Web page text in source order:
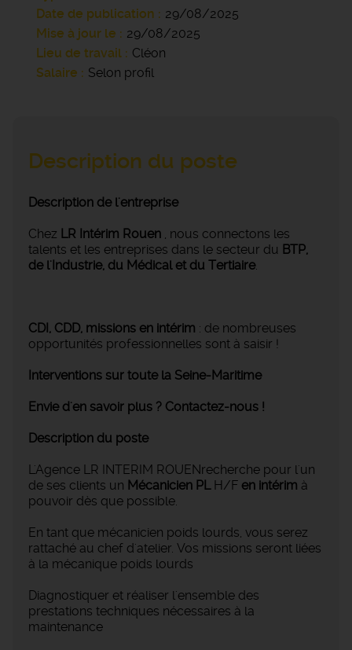
Date de publication
29/08/2025
Mise à jour le
29/08/2025
Lieu de travail
Cléon
Salaire
Selon profil
Description du poste
Description de l'entreprise
Chez LR Intérim Rouen , nous connectons les
talents et les entreprises dans le secteur du BTP,
de l'Industrie, du Médical et du Tertiaire.
CDI, CDD, missions en intérim : de nombreuses
opportunités professionnelles sont à saisir !
Interventions sur toute la Seine-Maritime
Envie d'en savoir plus ? Contactez-nous !
Description du poste
L'Agence LR INTERIM ROUENrecherche pour l'un
de ses clients un Mécanicien PLH/F en intérim à
pouvoir dès que possible.
En tant que mécanicien poids lourds, vous serez
rattaché au chef d'atelier. Vos missions seront liées
à la mécanique poids lourds
Diagnostiquer et réaliser l'ensemble des
prestations techniques nécessaires à la
maintenance